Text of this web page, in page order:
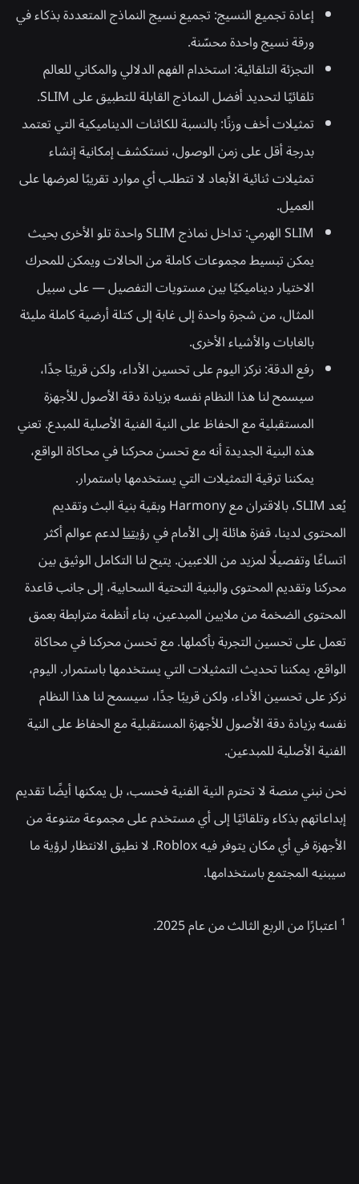
إعادة تجميع النسيج:تجميع نسيج النماذج المتعددة بذكاء في
ورقة نسيج واحدة محسّنة.
التجزئة التلقائية:استخدام الفهم الدلالي والمكاني للعالم
تلقائيًا لتحديد أفضل النماذج القابلة للتطبيق على SLIM.
تمثيلات أخف وزنًا:بالنسبة للكائنات الديناميكية التي تعتمد
بدرجة أقل على زمن الوصول، نستكشف إمكانية إنشاء
تمثيلات ثنائية الأبعاد لا تتطلب أي موارد تقريبًا لعرضها على
العميل.
SLIM الهرمي:
تداخل نماذج SLIM واحدة تلو الأخرى بحيث
يمكن تبسيط مجموعات كاملة من الحالات ويمكن للمحرك
الاختيار ديناميكيًا بين مستويات التفصيل — على سبيل
المثال، من شجرة واحدة إلى غابة إلى كتلة أرضية كاملة مليئة
بالغابات والأشياء الأخرى.
رفع الدقة: نركز اليوم على تحسين الأداء، ولكن قريبًا جدًا،
سيسمح لنا هذا النظام نفسه بزيادة دقة الأصول للأجهزة
المستقبلية مع الحفاظ على النية الفنية الأصلية للمبدع. تعني
هذه البنية الجديدة أنه مع تحسن محركنا في محاكاة الواقع،
يمكننا ترقية التمثيلات التي يستخدمها باستمرار.
يُعد SLIM، بالاقتران مع Harmony وبقية بنية البث وتقديم
المحتوى لدينا، قفزة هائلة إلى الأمام فيرؤيتنالدعم عوالم أكثر
اتساعًا وتفصيلًا لمزيد من اللاعبين. يتيح لنا التكامل الوثيق بين
محركنا وتقديم المحتوى والبنية التحتية السحابية، إلى جانب قاعدة
المحتوى الضخمة من ملايين المبدعين، بناء أنظمة مترابطة بعمق
تعمل على تحسين التجربة بأكملها. مع تحسن محركنا في محاكاة
الواقع، يمكننا تحديث التمثيلات التي يستخدمها باستمرار. اليوم،
نركز على تحسين الأداء، ولكن قريبًا جدًا، سيسمح لنا هذا النظام
نفسه بزيادة دقة الأصول للأجهزة المستقبلية مع الحفاظ على النية
الفنية الأصلية للمبدعين.
نحن نبني منصة لا تحترم النية الفنية فحسب، بل يمكنها أيضًا تقديم
إبداعاتهم بذكاء وتلقائيًا إلى أي مستخدم على مجموعة متنوعة من
الأجهزة في أي مكان يتوفر فيه Roblox. لا نطيق الانتظار لرؤية ما
سيبنيه المجتمع باستخدامها.
1 اعتبارًا من الربع الثالث من عام 2025.